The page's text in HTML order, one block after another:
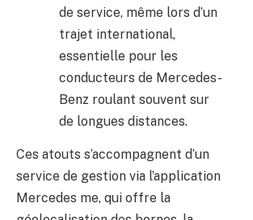
de service, même lors d’un
trajet international,
essentielle pour les
conducteurs de Mercedes-
Benz roulant souvent sur
de longues distances.
Ces atouts s’accompagnent d’un
service de gestion via l’application
Mercedes me, qui offre la